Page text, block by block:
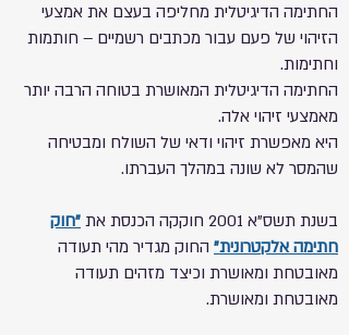
החתימה הדיגיטלית מחליפה בעצם את אמצעי
הזיהוי של פעם עבור מכתבים רשמיים – חותמות
וחתימות.
החתימה הדיגיטלית המאושרת בטוחה הרבה יותר
מאמצעי זיהוי אלה.
היא מאפשרת זיהוי ודאי של השולח ומבטיחה
שהמסר לא שונה במהלך העברתו.
בשנת תשס"א 2001 חוקקה הכנסת את
"חוק
חתימה אלקטרונית" החוק מגדיר מהי תעודה
מאובטחת ומאושרת וכיצד מזהים תעודה
מאובטחת ומאושרת.